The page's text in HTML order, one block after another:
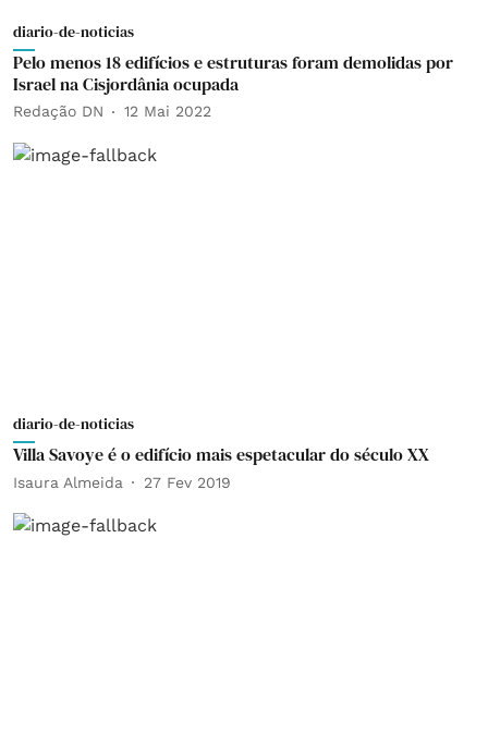
diario-de-noticias
Pelo menos 18 edifícios e estruturas foram demolidas por
Israel na Cisjordânia ocupada
Redação DN 12 Mai 2022
diario-de-noticias
Villa Savoye é o edifício mais espetacular do século XX
Isaura Almeida 27 Fev 2019